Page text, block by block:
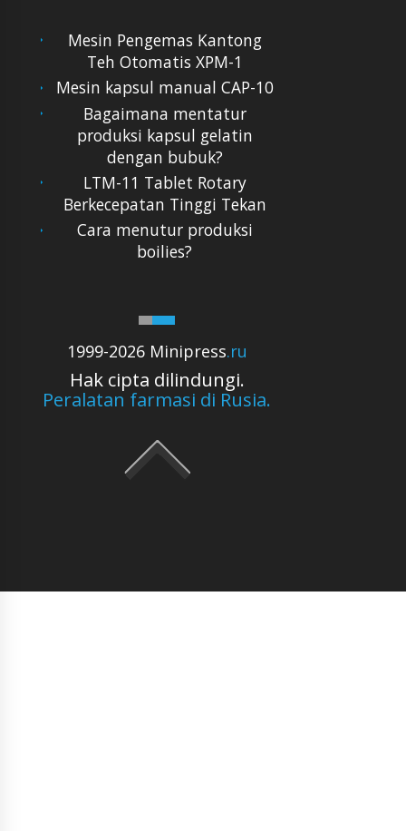
1999-2026 Minipress.ru
Hak cipta dilindungi.
Peralatan farmasi di Rusia.
Mesin Pengemas Kantong
Teh Otomatis XPM-1
Mesin kapsul manual CAP-10
Bagaimana mentatur
produksi kapsul gelatin
dengan bubuk?
LTM-11 Tablet Rotary
Berkecepatan Tinggi Tekan
Cara menutur produksi
boilies?